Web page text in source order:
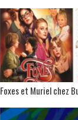
Foxes et Muriel chez